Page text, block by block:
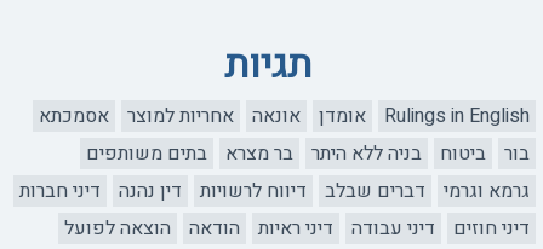
תגיות
Rulings in English אומדן אונאה אחריות למוצר
אסמכתא
בור
ביטוח בניה ללא היתר בר מצרא
בתים משותפים
גרמא וגרמי
דברים שבלב דיווח לרשויות דין נהנה
דיני חברות
דיני חוזים
דיני עבודה דיני ראיות הודאה
הוצאה לפועל